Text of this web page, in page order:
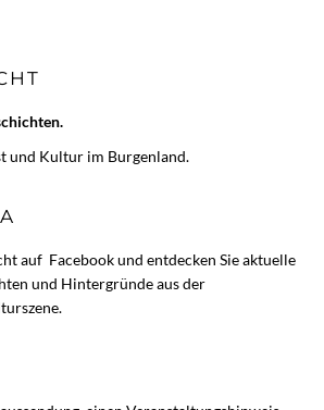
und Kultur im Burgenland.
auf Facebookund entdecken Sie aktuelle
und Hintergründe aus der